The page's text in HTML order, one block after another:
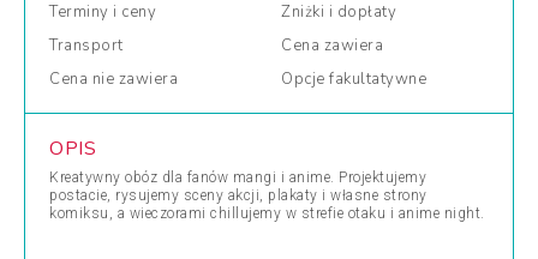
Terminy i ceny Zniżki i dopłaty
Transport
Cena zawiera
Cena nie zawiera Opcje fakultatywne
OPIS
Kreatywny obóz dla fanów mangi i anime. Projektujemy
postacie, rysujemy sceny akcji, plakaty i własne strony
komiksu, a wieczorami chillujemy w strefie otaku i anime night.